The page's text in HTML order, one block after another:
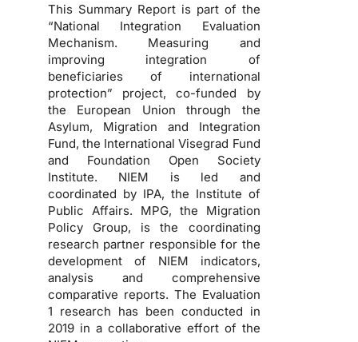
This Summary Report is part of the
“National Integration Evaluation
Mechanism. Measuring and
improving integration of
beneficiaries of international
protection” project, co-funded by
the European Union through the
Asylum, Migration and Integration
Fund, the International Visegrad Fund
and Foundation Open Society
Institute. NIEM is led and
coordinated by IPA, the Institute of
Public Affairs. MPG, the Migration
Policy Group, is the coordinating
research partner responsible for the
development of NIEM indicators,
analysis and comprehensive
comparative reports. The Evaluation
1 research has been conducted in
2019 in a collaborative effort of the